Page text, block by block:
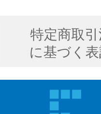
特定商取
に基づく